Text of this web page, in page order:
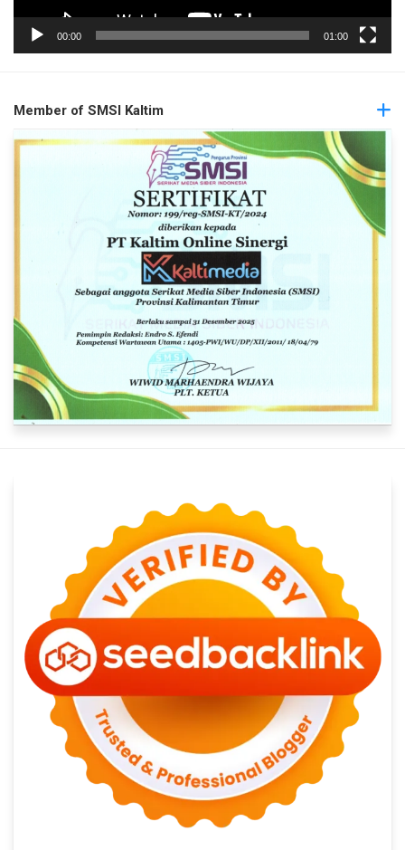
00:00 01:00
Member of SMSI Kaltim